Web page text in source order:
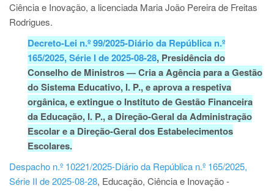
Ciência e Inovação, a licenciada Maria João Pereira de Freitas
Rodrigues.
Decreto-Lei n.º 99/2025-Diário da República n.º
165/2025, Série I de 2025-08-28, Presidência do
Conselho de Ministros—Cria a Agência para a Gestão
do Sistema Educativo, I. P., e aprova a respetiva
orgânica, e extingue o Instituto de Gestão Financeira
da Educação, I. P., a Direção-Geral da Administração
Escolar e a Direção-Geral dos Estabelecimentos
Escolares.
Despacho n.º 10221/2025-Diário da República n.º 165/2025,
Série II de 2025-08-28, Educação, Ciência e Inovação -